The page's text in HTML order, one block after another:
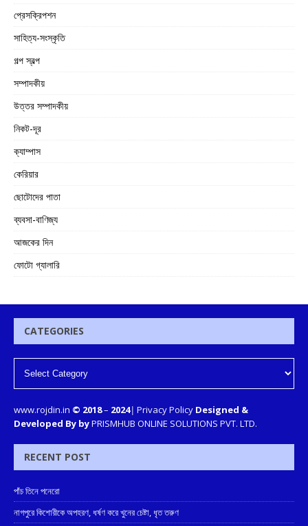
প্রেসক্রিপশন
সাহিত্য-সংস্কৃতি
গল্প স্বল্প
সম্পাদকীয়
উত্তর সম্পাদকীয়
নিকট-দূর
ক্যাম্পাস
কেরিয়ার
ছোটোদের পাতা
ব্যবসা-বাণিজ্য
আজকের দিন
ফোটো গ্যালারি
CATEGORIES
www.rojdin.in © 2018– 2024| Privacy Policy Designed &
Developed By byPRISMHUB ONLINE SOLUTIONS PVT. LTD.
RECENT POST
পাঁচ তিনে পনেরো
নাগপুরে কিশোরীকে অপহরণ, ধর্ষণ করে খুনের চেষ্টা, ধৃত তরুণ